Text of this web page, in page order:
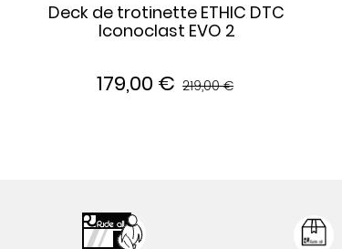
Deck de trotinette ETHIC DTC
Iconoclast EVO 2
179,00 € 219,00 €